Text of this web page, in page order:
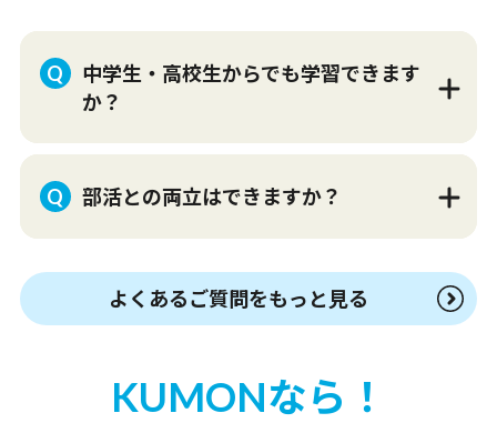
中学生・高校生からでも学習できます
か？
部活との両立はできますか？
よくあるご質問をもっと見る
KUMONなら！